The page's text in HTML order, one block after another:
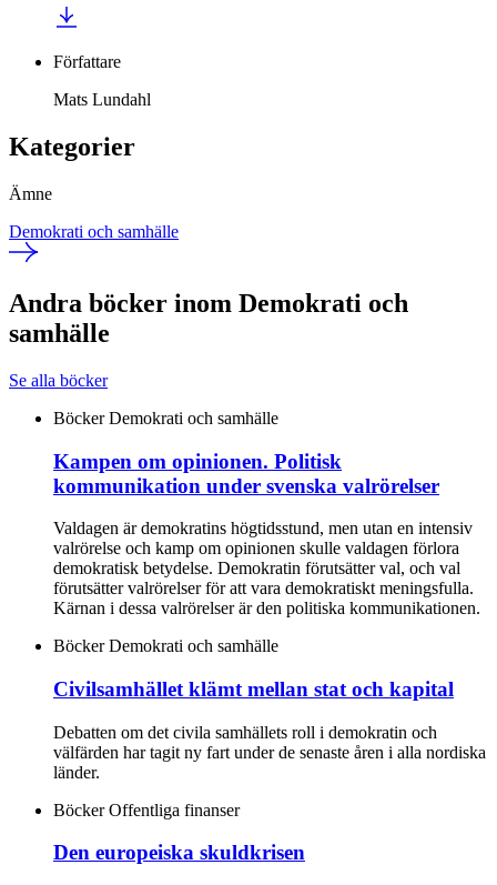
Författare
Mats Lundahl
Kategorier
Ämne
Demokrati och samhälle
Andra böcker inom Demokrati och
samhälle
Se alla böcker
Böcker Demokrati och samhälle
Kampen om opinionen. Politisk
kommunikation under svenska valrörelser
Valdagen är demokratins högtidsstund, men utan en intensiv
valrörelse och kamp om opinionen skulle valdagen förlora
demokratisk betydelse. Demokratin förutsätter val, och val
förutsätter valrörelser för att vara demokratiskt meningsfulla.
Kärnan i dessa valrörelser är den politiska kommunikationen.
Böcker Demokrati och samhälle
Civilsamhället klämt mellan stat och kapital
Debatten om det civila samhällets roll i demokratin och
välfärden har tagit ny fart under de senaste åren i alla nordiska
länder.
Böcker Offentliga finanser
Den europeiska skuldkrisen